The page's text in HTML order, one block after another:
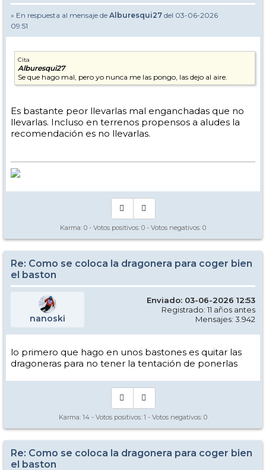
» En respuesta al mensaje de Alburesqui27 del 03-06-2026
09:51
Cita
Alburesqui27
Se que hago mal, pero yo nunca me las pongo, las dejo al aire.
Es bastante peor llevarlas mal enganchadas que no
llevarlas. Incluso en terrenos propensos a aludes la
recomendación es no llevarlas.
Karma: 0 - Votos positivos: 0 - Votos negativos: 0
Re: Como se coloca la dragonera para coger bien
el baston
nanoski
Enviado: 03-06-2026 12:53
Registrado: 11 años antes
Mensajes: 3.942
lo primero que hago en unos bastones es quitar las
dragoneras para no tener la tentación de ponerlas
Karma: 14 - Votos positivos: 1 - Votos negativos: 0
Re: Como se coloca la dragonera para coger bien
el baston